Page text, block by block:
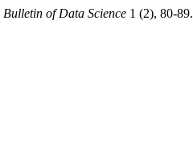
Bulletin of Data Science 1 (2), 80-89.